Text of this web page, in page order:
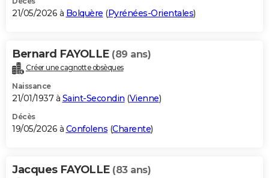
21/05/2026 à Bolquère (Pyrénées-Orientales)
Bernard FAYOLLE (89 ans)
Créer une cagnotte obsèques
Naissance
21/01/1937 à Saint-Secondin (Vienne)
Décès
19/05/2026 à Confolens (Charente)
Jacques FAYOLLE (83 ans)